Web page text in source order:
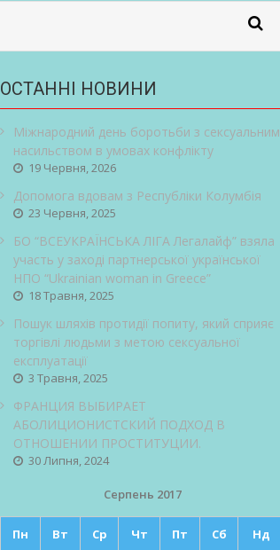
ОСТАННІ НОВИНИ
Міжнародний день боротьби з сексуальним
насильством в умовах конфлікту
19 Червня, 2026
Допомога вдовам з Республіки Колумбія
23 Червня, 2025
БО “ВСЕУКРАЇНСЬКА ЛІГА Легалайф” взяла
участь у заході партнерської української
НПО “Ukrainian woman in Greece”
18 Травня, 2025
Пошук шляхів протидії попиту, який сприяє
торгівлі людьми з метою сексуальної
експлуатації
3 Травня, 2025
ФРАНЦИЯ ВЫБИРАЕТ
АБОЛИЦИОНИСТСКИЙ ПОДХОД В
ОТНОШЕНИИ ПРОСТИТУЦИИ.
30 Липня, 2024
Серпень 2017
Пн Вт Ср Чт Пт Сб Нд